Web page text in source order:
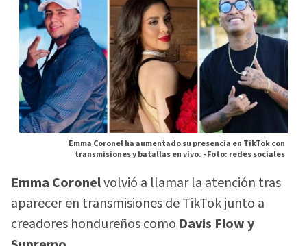
Emma Coronel ha aumentado su presencia en TikTok con
transmisiones y batallas en vivo. -Foto: redes sociales
Emma Coronelvolvió a llamar la atención tras
aparecer en transmisiones de TikTok junto a
creadores hondureños como Davis Flow y